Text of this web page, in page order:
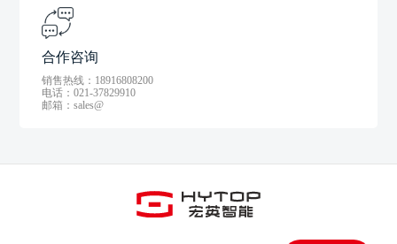
合作咨询
销售热线：18916808200
电话：021-37829910
邮箱：sales@